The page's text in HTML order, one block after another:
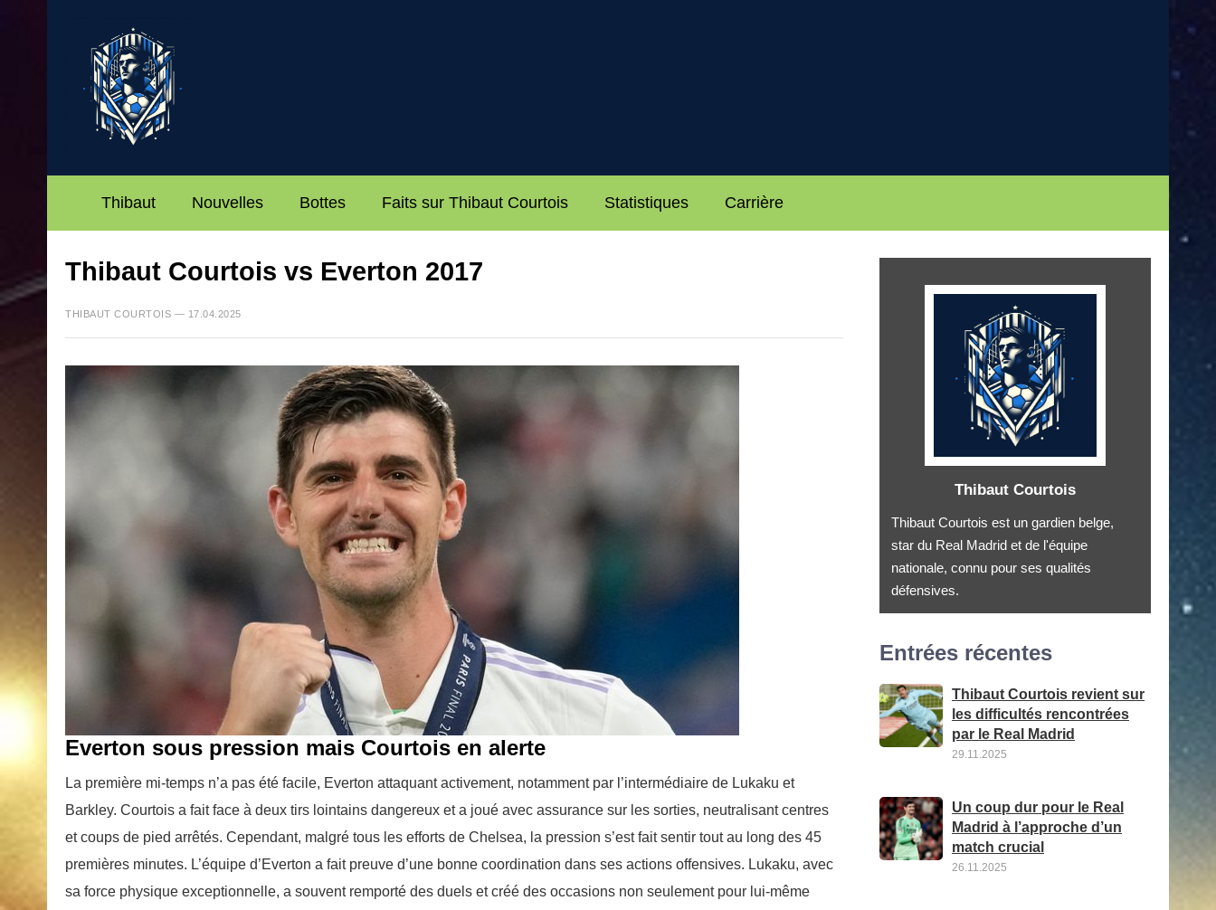
Thibaut Nouvelles Bottes Faits sur Thibaut Courtois Statistiques Carrière
Thibaut Courtois vs Everton 2017
THIBAUT COURTOIS — 17.04.2025
Everton sous pression mais Courtois en alerte
La première mi-temps n’a pas été facile, Everton attaquant activement, notamment par l’intermédiaire de Lukaku et
Barkley. Courtois a fait face à deux tirs lointains dangereux et a joué avec assurance sur les sorties, neutralisant centres
et coups de pied arrêtés. Cependant, malgré tous les efforts de Chelsea, la pression s’est fait sentir tout au long des 45
premières minutes. L’équipe d’Everton a fait preuve d’une bonne coordination dans ses actions offensives. Lukaku, avec
sa force physique exceptionnelle, a souvent remporté des duels et créé des occasions non seulement pour lui-même
Thibaut Courtois
Thibaut Courtois est un gardien belge,
star du Real Madrid et de l'équipe
nationale, connu pour ses qualités
défensives.
Entrées récentes
Thibaut Courtois revient sur
les difficultés rencontrées
par le Real Madrid
29.11.2025
Un coup dur pour le Real
Madrid à l’approche d’un
match crucial
26.11.2025